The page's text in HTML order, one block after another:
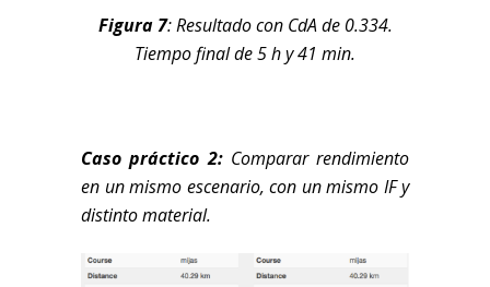
Figura 7: Resultado con CdA de 0.334.
Tiempo final de 5 h y 41 min.
Caso práctico 2: Comparar rendimiento
en un mismo escenario, con un mismo IF y
distinto material.